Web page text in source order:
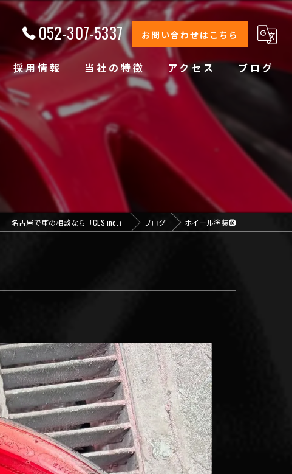
052-307-5337 お問い合わせはこちら
採用情報 当社の特徴
修理
オイル交換
コーティング
オリジナルブランド
アクセス ブログ
名古屋で車の相談なら「CLS inc.」 ブログ ホイール塗装🛞